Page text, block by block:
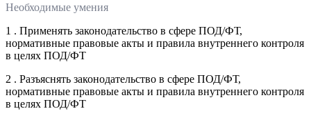
Необходимые умения
1 . Применять законодательство в сфере ПОД/ФТ,
нормативные правовые акты и правила внутреннего контроля
в целях ПОД/ФТ
2 . Разъяснять законодательство в сфере ПОД/ФТ,
нормативные правовые акты и правила внутреннего контроля
в целях ПОД/ФТ